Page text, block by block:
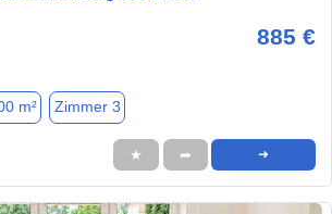
885 €
m² Zimmer 3
★ ➦ ➜